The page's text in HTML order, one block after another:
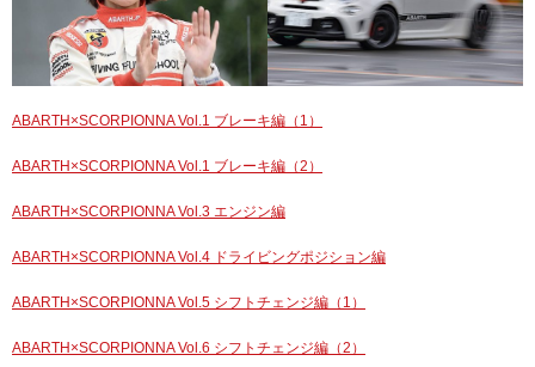
ABARTH×SCORPIONNA Vol.1 ブレーキ編（1）
ABARTH×SCORPIONNA Vol.1 ブレーキ編（2）
ABARTH×SCORPIONNA Vol.3 エンジン編
ABARTH×SCORPIONNA Vol.4 ドライビングポジション編
ABARTH×SCORPIONNA Vol.5 シフトチェンジ編（1）
ABARTH×SCORPIONNA Vol.6 シフトチェンジ編（2）